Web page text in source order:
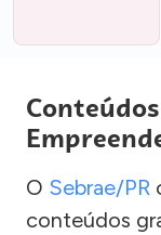
O Sebrae/PR
conteúdos